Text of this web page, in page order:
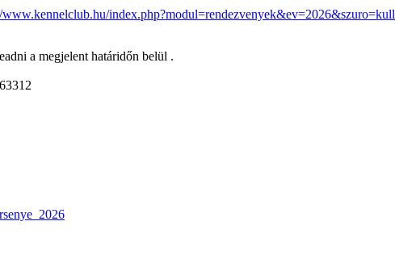
www.kennelclub.hu/index.php?modul=rendezvenyek&ev=2026&szuro=kull
a megjelent határidőn belül .